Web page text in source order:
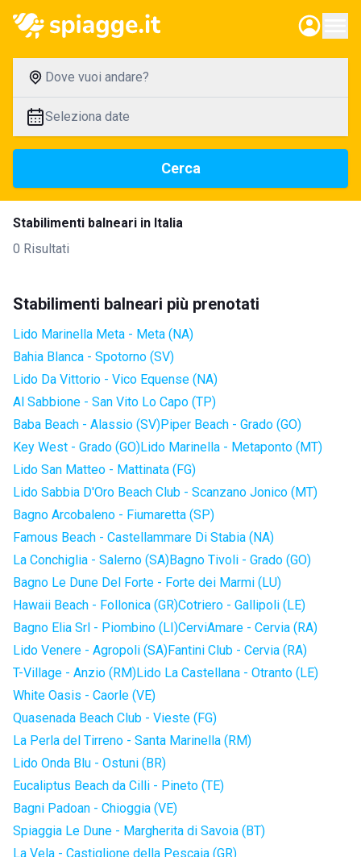
Dove vuoi andare?
Seleziona date
Cerca
Stabilimenti balneari in Italia
0 Risultati
Stabilimenti balneari più prenotati
Lido Marinella Meta - Meta (NA)
Bahia Blanca - Spotorno (SV)
Lido Da Vittorio - Vico Equense (NA)
Al Sabbione - San Vito Lo Capo (TP)
Baba Beach - Alassio (SV)Piper Beach - Grado (GO)
Key West - Grado (GO)Lido Marinella - Metaponto (MT)
Lido San Matteo - Mattinata (FG)
Lido Sabbia D'Oro Beach Club - Scanzano Jonico (MT)
Bagno Arcobaleno - Fiumaretta (SP)
Famous Beach - Castellammare Di Stabia (NA)
La Conchiglia - Salerno (SA)Bagno Tivoli - Grado (GO)
Bagno Le Dune Del Forte - Forte dei Marmi (LU)
Hawaii Beach - Follonica (GR)Cotriero - Gallipoli (LE)
Bagno Elia Srl - Piombino (LI)CerviAmare - Cervia (RA)
Lido Venere - Agropoli (SA)Fantini Club - Cervia (RA)
T-Village - Anzio (RM)Lido La Castellana - Otranto (LE)
White Oasis - Caorle (VE)
Quasenada Beach Club - Vieste (FG)
La Perla del Tirreno - Santa Marinella (RM)
Lido Onda Blu - Ostuni (BR)
Eucaliptus Beach da Cilli - Pineto (TE)
Bagni Padoan - Chioggia (VE)
Spiaggia Le Dune - Margherita di Savoia (BT)
La Vela - Castiglione della Pescaia (GR)